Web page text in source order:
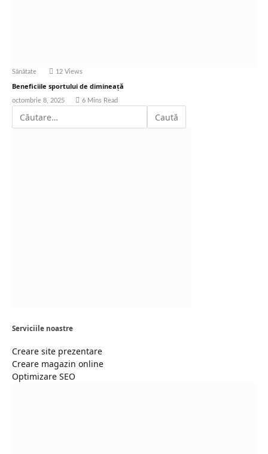
Sănătate 12 Views
Beneficiile sportului de dimineață
octombrie 8, 2025 6 Mins Read
Serviciile noastre
Creare site prezentare
Creare magazin online
Optimizare SEO